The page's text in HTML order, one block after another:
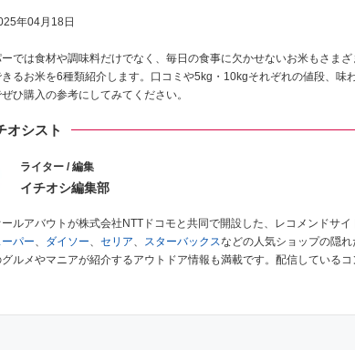
年04月18日
では食材や調味料だけでなく、毎日の食事に欠かせないお米もさま
るお米を6種類紹介します。口コミや5kg・10kgそれぞれの値段、味
ひ購入の参考にしてみてください。
オシスト
ライター / 編集
イチオシ編集部
ルアバウトが株式会社NTTドコモと共同で開設した、レコメンドサイ
パー、 ダイソー、 セリア、 スターバックスなどの人気ショップの隠
ルメやマニアが紹介するアウトドア情報も満載です。配信している